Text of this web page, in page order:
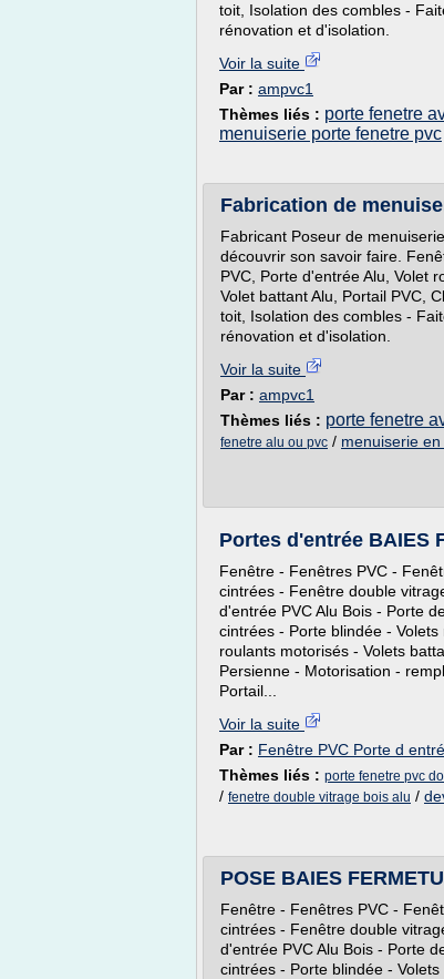
toit, Isolation des combles -
rénovation et d'isolation.
Voir la suite
Par : ampvc1
Thèmes liés : porte fenetre
menuiserie porte fenetre pvc
Fabrication de
Fabricant Poseur de
découvrir son savoir faire.
PVC, Porte d'entrée Alu, Volet
Volet battant Alu, Portail PVC,
toit, Isolation des combles -
rénovation et d'isolation.
Voir la suite
Par : ampvc1
Thèmes liés : porte fenetre
fenetre alu ou pvc / menuiserie
Portes d'entrée BAIES
Fenêtre - Fenêtres PVC -
cintrées - Fenêtre double
d'entrée PVC Alu Bois - Porte
cintrées - Porte blindée -
roulants motorisés - Volets
Persienne - Motorisation -
Portail...
Voir la suite
Par : Fenêtre PVC Porte d
Thèmes liés : porte fenetre pvc
/ fenetre double vitrage bois alu /
POSE BAIES
Fenêtre - Fenêtres PVC -
cintrées - Fenêtre double
d'entrée PVC Alu Bois - Porte
cintrées - Porte blindée -